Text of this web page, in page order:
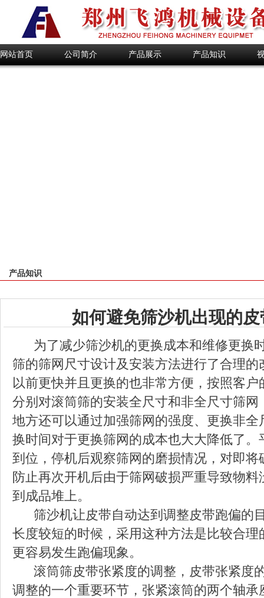
网站首页 公司简介 产品展示 产品知识
产品知识
如何避免筛沙机出现的
为了减少筛沙机的更换成本和维修更换
筛的筛网尺寸设计及安装方法进行了合理
以前更快并且更换的也非常方便，按照客
分别对滚筒筛的安装全尺寸和非全尺寸筛
地方还可以通过加强筛网的强度、更换非
换时间对于更换筛网的成本也大大降低了
到位，停机后观察筛网的磨损情况，对即
防止再次开机后由于筛网破损严重导致物
到成品堆上。
筛沙机让皮带自动达到调整皮带跑偏的
长度较短的时候，采用这种方法是比较合
更容易发生跑偏现象。
滚筒筛皮带张紧度的调整，皮带张紧度
调整的一个重要环节，张紧滚筒的两个轴